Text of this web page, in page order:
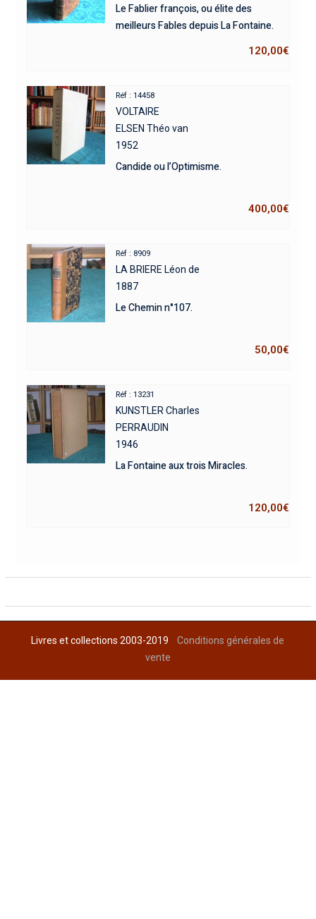
Le Fablier françois, ou élite des
meilleurs Fables depuis La Fontaine.
120,00€
Réf : 14458
VOLTAIRE
ELSEN Théo van
1952
Candide ou l’Optimisme.
400,00€
Réf : 8909
LA BRIERE Léon de
1887
Le Chemin n°107.
50,00€
Réf : 13231
KUNSTLER Charles
PERRAUDIN
1946
La Fontaine aux trois Miracles.
120,00€
Livres et collections 2003-2019Conditions générales de
vente